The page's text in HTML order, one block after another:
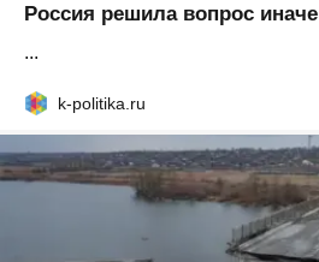
Россия решила вопрос иначе
...
k-politika.ru